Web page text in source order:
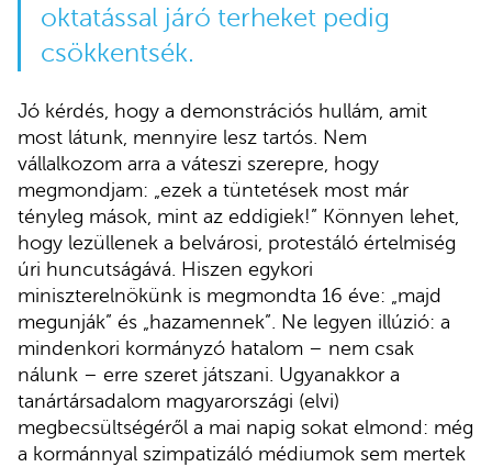
oktatással járó terheket pedig
csökkentsék.
Jó kérdés, hogy a demonstrációs hullám, amit
most látunk, mennyire lesz tartós. Nem
vállalkozom arra a váteszi szerepre, hogy
megmondjam: „ezek a tüntetések most már
tényleg mások, mint az eddigiek!” Könnyen lehet,
hogy lezüllenek a belvárosi, protestáló értelmiség
úri huncutságává. Hiszen egykori
miniszterelnökünk is megmondta 16 éve: „majd
megunják” és „hazamennek”. Ne legyen illúzió: a
mindenkori kormányzó hatalom – nem csak
nálunk – erre szeret játszani. Ugyanakkor a
tanártársadalom magyarországi (elvi)
megbecsültségéről a mai napig sokat elmond: még
a kormánnyal szimpatizáló médiumok sem mertek